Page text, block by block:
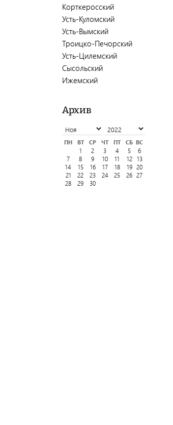
Корткеросский
Усть-Куломский
Усть-Вымский
Троицко-Печорский
Усть-Цилемский
Сысольский
Ижемский
Архив
ПН ВТ СР ЧТ ПТ СБ ВС
1
2 3 4 5
6
7
8 9 10 11 12
13
14
15 16 17 18 19 20
21
22 23 24 25 26 27
28
29 30